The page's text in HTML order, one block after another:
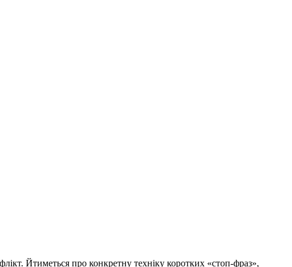
Йтиметься про конкретну техніку коротких «стоп-фраз»,